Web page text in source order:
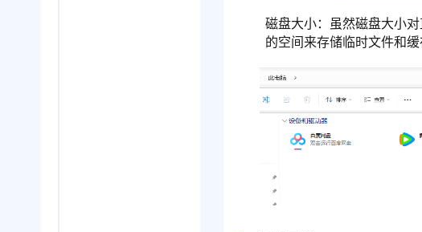
磁盘大小：虽然磁盘大小
的空间来存储临时文件和